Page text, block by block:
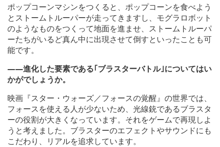
ポップコーンマシンをつくると、ポップコーンを食べよう
とストームトルーパーが走ってきますし、モグラロボット
のようなものをつくって地面を進ませ、ストームトルーパ
ーたちがいるど真ん中に出現させて倒すといったことも可
能です。
――進化した要素である｢ブラスターバトル｣についてはい
かがでしょうか。
映画『スター・ウォーズ／フォースの覚醒』の世界では、
フォースを使える人が少ないため、光線銃であるブラスタ
ーの役割が大きくなっています。それをゲームで再現しよ
うと考えました。ブラスターのエフェクトやサウンドにも
こだわり、リアルを追求しています。